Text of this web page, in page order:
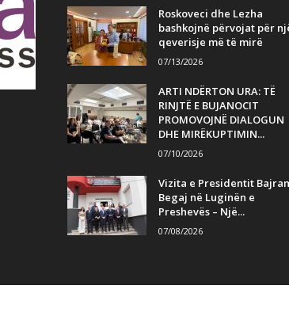
Roskoveci dhe Lezha
bashkojnë përvojat për
qeverisje më të mirë
07/13/2026
ARTI NDËRTON URA: TË
RINJTË E BUJANOCIT
PROMOVOJNË DIALOGUN
DHE MIRËKUPTIMIN...
07/10/2026
Vizita e Presidentit
Begaj në Luginën e
Preshevës – Një...
07/08/2026